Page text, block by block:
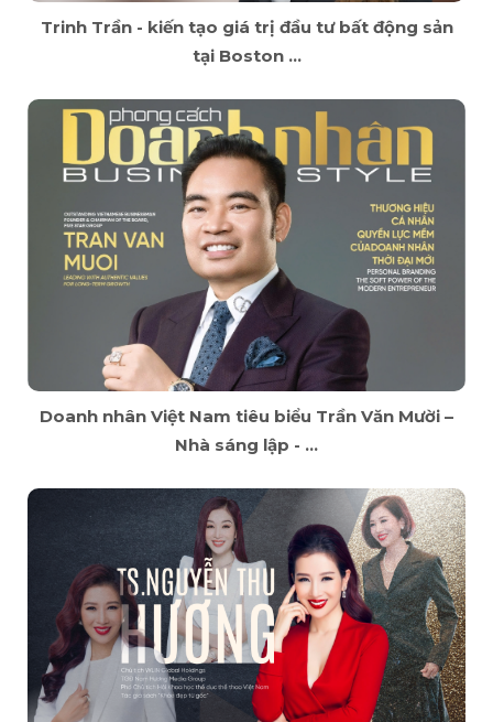
Trinh Trần - kiến tạo giá trị đầu tư bất động sản
tại Boston ...
Doanh nhân Việt Nam tiêu biểu Trần Văn Mười –
Nhà sáng lập - ...